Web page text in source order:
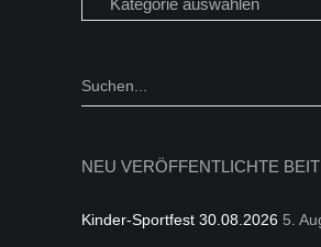
in
Kategorien
Search
NEU VERÖFFENTLICHTE
Kinder-Sportfest 30.08.2026 5.